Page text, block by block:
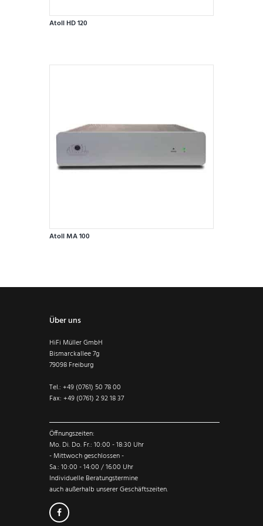
Atoll HD 120
Atoll MA 100
Über uns
HiFi Müller GmbH
Bismarckallee 7g
79098 Freiburg
Tel.: +49 (0761) 50 78 00
Fax: +49 (0761) 2 92 18 37
Öffnungszeiten:
Mo. Di. Do. Fr.: 10:00 - 18:30 Uhr
- Mittwoch geschlossen -
Sa.: 10:00 - 14:00 / 16.00 Uhr
Individuelle Beratungstermine
auch außerhalb unserer Geschäftszeiten.